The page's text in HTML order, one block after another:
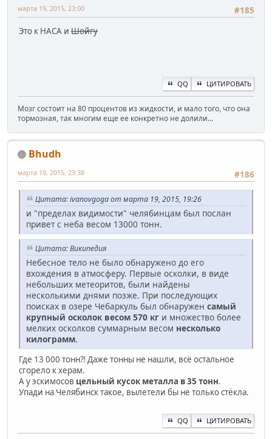
#185
марта 19, 2015, 23:00
Это к НАСА и Шойгу
QQ ЦИТИРОВАТЬ
Мозг состоит на 80 процентов из жидкости, и мало того, что она
тормозная, так многим еще ее конкретно не долили...
Bhudh
#186
марта 19, 2015, 23:38
Цитата: ivanovgoga от марта 19, 2015, 19:26
и "пределах видимости" челябинцам был послан
привет с неба весом 13000 тонн.
Цитата: Википедия
Небесное тело не было обнаружено до его
вхождения в атмосферу. Первые осколки, в виде
небольших метеоритов, были найдены
несколькими днями позже. При последующих
поисках в озере Чебаркуль был обнаружен самый
крупный осколок весом 570 кг и множество более
мелких осколков суммарным весом несколько
килограмм.
Где 13 000 тонн⁈ Даже тонны не нашли, всё остальное
сгорело к херам.
А у эскимосов цельный кусок металла в 35 тонн.
Упади на Челябинск такое, вылетели бы не только стёкла.
QQ ЦИТИРОВАТЬ